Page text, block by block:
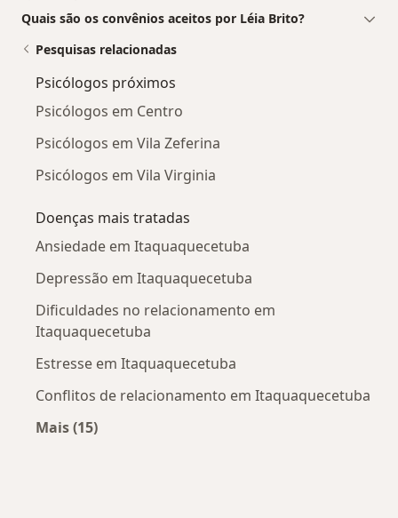
Quais são os convênios aceitos por Léia Brito?
Pesquisas relacionadas
Psicólogos próximos
Psicólogos em Centro
Psicólogos em Vila Zeferina
Psicólogos em Vila Virginia
Doenças mais tratadas
Ansiedade em Itaquaquecetuba
Depressão em Itaquaquecetuba
Dificuldades no relacionamento em
Itaquaquecetuba
Estresse em Itaquaquecetuba
Conflitos de relacionamento em Itaquaquecetuba
Mais (15)